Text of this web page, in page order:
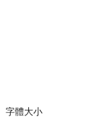
字體大小